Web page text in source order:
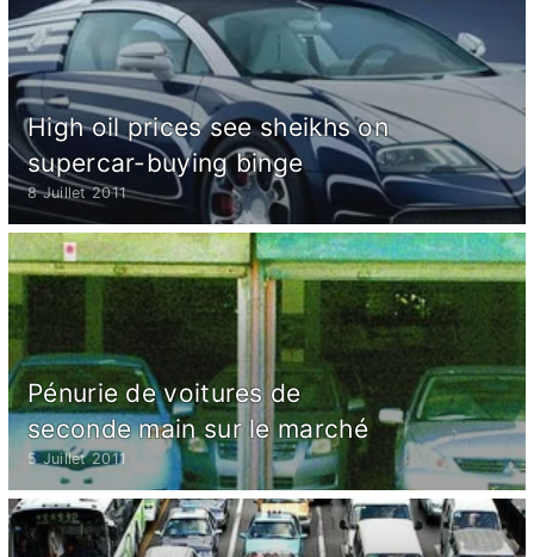
High oil prices see sheikhs on
supercar-buying binge
8 Juillet 2011
Pénurie de voitures de
seconde main sur le marché
5 Juillet 2011